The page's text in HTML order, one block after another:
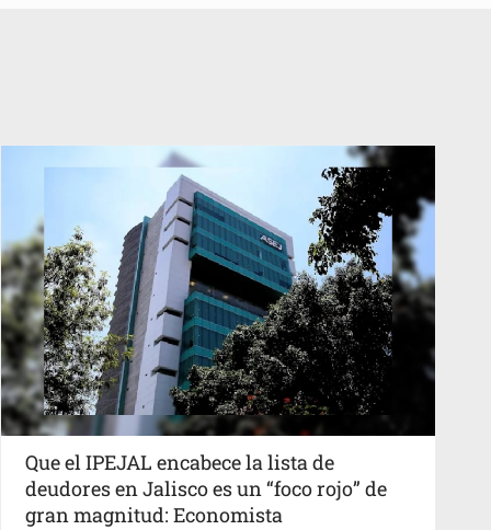
Que el IPEJAL encabece la lista de
deudores en Jalisco es un “foco rojo” de
gran magnitud: Economista